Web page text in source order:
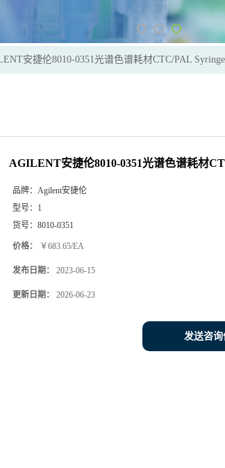
安捷伦8010-0351光谱色谱耗材CTC/PAL
AGILENT安捷伦8010-0351光谱色谱耗材
品牌： Agilent安捷伦
型号： 1
货号： 8010-0351
价格： ￥683.65/EA
发布日期： 2023-06-15
更新日期： 2026-06-23
发送咨询